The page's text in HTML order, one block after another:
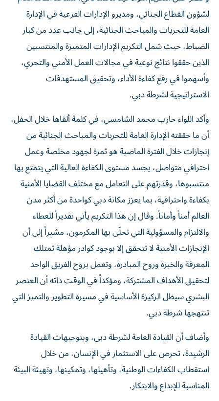
لشؤون القطاع الجنائي، ومديرو الإدارات الفرعية في الإدارة
العامة للتحريات والمباحث الجنائية، إلى جانب عدد من كبار
الضباط، حيث شمل التكريم الإدارات المتميزة والمنتسبين
الذين حققوا نتائج نوعية في مجالات العمل الأمني والتحري،
وأسهموا في رفع كفاءة الأداء، وتحقيق المستهدفات
الاستراتيجية لشرطة دبي.
وأكد اللواء حارب محمد الشامسي، في كلمة ألقاها خلال الحفل،
أن ما حققته الإدارة العامة للتحريات والمباحث الجنائية من
إنجازات خلال الفترة الماضية هو ثمرة لجهود مخلصة وعمل
احترافي متواصل، يجسد مستوى الكفاءة العالية التي يتمتع بها
منتسبوها، وقدرتهم على التعامل مع مختلف القضايا الأمنية
بكفاءة واحترافية، بما يعزز مكانة دبي كواحدة من أكثر مدن
العالم أمناً وأماناً. وقال إن هذا التكريم يأتي تقديراً للعطاء
والالتزام والمسؤولية التي تحلّى بها المكرمون، مشيراً إلى أن
الإنجازات الأمنية لا تتحقق إلا بوجود كوادر مؤهلة تمتلك
المعرفة والخبرة وروح المبادرة، وتعمل بروح الفريق الواحد
لتحقيق الأهداف المشتركة، ومؤكداً في الوقت ذاته أن العنصر
البشري سيظل الركيزة الأساسية في مسيرة التطوير والتميز التي
تنتهجها شرطة دبي.
وأضاف أن القيادة العامة لشرطة دبي، وبتوجيهات القيادة
الرشيدة، تحرص على الاستثمار في الإنسان، من خلال
استقطاب الكفاءات الوطنية، وتأهيلها، وتمكينها، وتهيئة البيئة
المناسبة للإبداع والابتكار.